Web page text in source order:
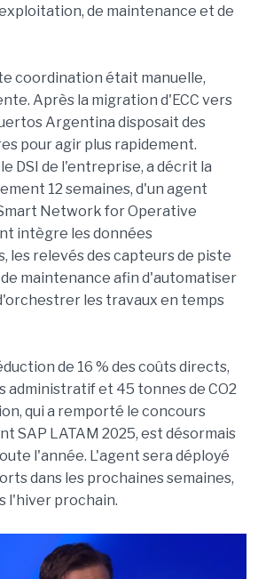
de maintenance et de
coordination était manuelle,
Après la migration d'ECC vers
Argentina disposait des
pour agir plus rapidement.
DSI de l'entreprise, a décrit la
12 semaines, d'un agent
Network for Operative
intègre les données
les relevés des capteurs de piste
maintenance afin d'automatiser
les travaux en temps
de 16 % des coûts directs,
administratif et 45 tonnes de CO2
qui a remporté le concours
SAP LATAM 2025, est désormais
l'année. L'agent sera déployé
dans les prochaines semaines,
l'hiver prochain.